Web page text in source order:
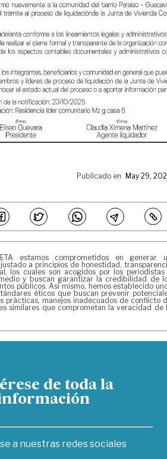
Publicado en May 29,
estamos comprometidos en generar
a principios de honestidad,
los cuales son acogidos por los periodistas
y buscan garantizar la credibilidad de
públicos. Así mismo, hemos establecido
éticos que buscan prevenir
prácticas, manejos inadecuados de conflicto
similares que comprometan la veracidad de
de toda la
a nuestras redes sociales